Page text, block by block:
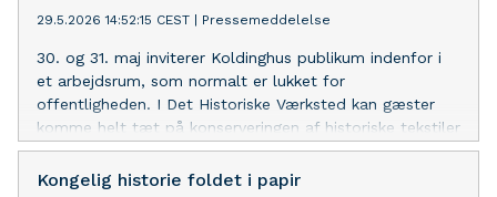
danske kronjuveler.
29.5.2026 14:52:15 CEST Pressemeddelelse
30. og 31. maj inviterer Koldinghus publikum indenfor i
et arbejdsrum, som normalt er lukket for
offentligheden. I Det Historiske Værksted kan gæster
komme helt tæt på konserveringen af historiske tekstiler
og møde fagfolkene bag arbejdet.
Kongelig historie foldet i papir